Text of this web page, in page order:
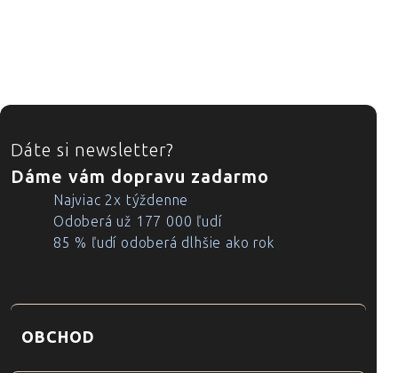
ZÁPÄTIE
Dáte si newsletter?
Dáme vám dopravu zadarmo
Najviac 2x týždenne
Odoberá už 177 000 ľudí
85 % ľudí odoberá dlhšie ako rok
OBCHOD